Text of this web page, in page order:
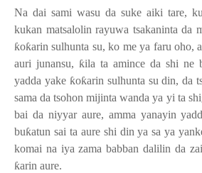
Na dai sami wasu da suke aiki tare,
kukan matsalolin rayuwa tsakaninta da
ƙoƙarin sulhunta su, ko me ya faru oho,
auri junansu, ƙila ta amince da shi ne
yadda yake ƙoƙarin sulhunta su din, da
sama da tsohon mijinta wanda ya yi ta
bai da niyyar aure, amma yanayin
buƙatun sai ta aure shi din ya sa ya
komai na iya zama babban dalilin da
ƙarin aure.